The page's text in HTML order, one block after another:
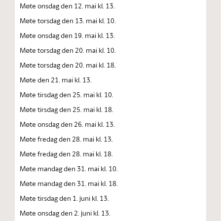
Møte onsdag den 12. mai kl. 13.
Møte torsdag den 13. mai kl. 10.
Møte onsdag den 19. mai kl. 13.
Møte torsdag den 20. mai kl. 10.
Møte torsdag den 20. mai kl. 18.
Møte den 21. mai kl. 13.
Møte tirsdag den 25. mai kl. 10.
Møte tirsdag den 25. mai kl. 18.
Møte onsdag den 26. mai kl. 13.
Møte fredag den 28. mai kl. 13.
Møte fredag den 28. mai kl. 18.
Møte mandag den 31. mai kl. 10.
Møte mandag den 31. mai kl. 18.
Møte tirsdag den 1. juni kl. 13.
Møte onsdag den 2. juni kl. 13.